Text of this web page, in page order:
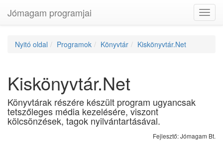
Jómagam programjai
Nyitó oldal Programok Könyvtár Kiskönyvtár.Net
Kiskönyvtár.Net
Könyvtárak részére készült program ugyancsak
tetszőleges média kezelésére, viszont
kölcsönzések, tagok nyilvántartásával.
Fejlesztő: Jómagam Bt.